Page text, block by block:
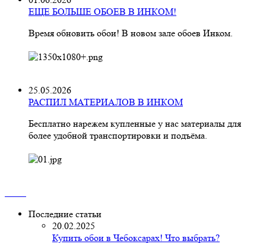
ЕЩЕ БОЛЬШЕ ОБОЕВ В ИНКОМ!
Время обновить обои! В новом зале обоев Инком.
25.05.2026
РАСПИЛ МАТЕРИАЛОВ В ИНКОМ
Бесплатно нарежем купленные у нас материалы для
более удобной транспортировки и подъёма.
Последние статьи
20.02.2025
Купить обои в Чебоксарах! Что выбрать?